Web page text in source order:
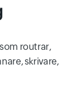
routrar,
skrivare,